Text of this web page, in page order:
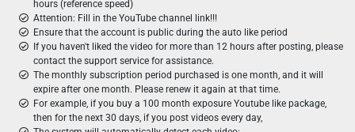
hours (reference speed)
Attention: Fill in the YouTube channel link!!!
Ensure that the account is public during the auto like period
If you haven't liked the video for more than 12 hours after posting, please
contact the support service for assistance.
The monthly subscription period purchased is one month, and it will
expire after one month. Please renew it again at that time.
For example, if you buy a 100 month exposure Youtube like package,
then for the next 30 days, if you post videos every day,